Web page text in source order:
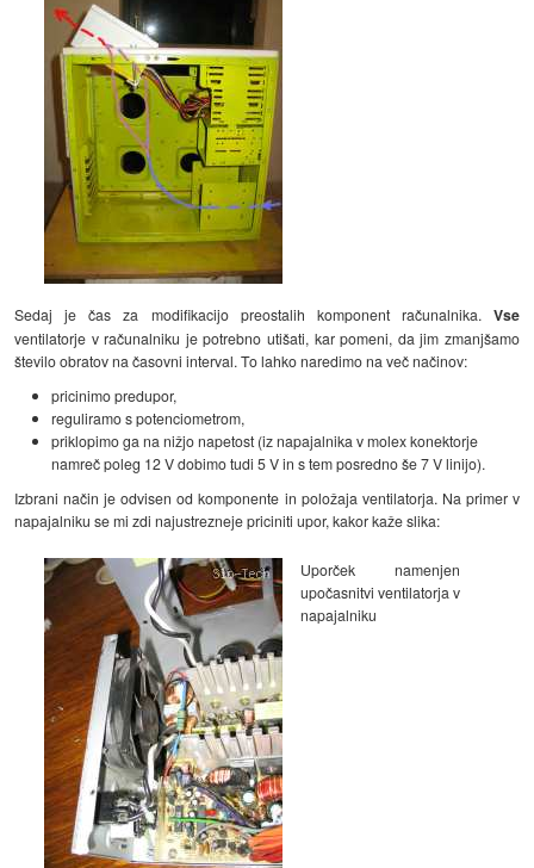
Sedaj je čas za modifikacijo preostalih komponent računalnika. Vse
ventilatorje v računalniku je potrebno utišati, kar pomeni, da jim zmanjšamo
število obratov na časovni interval. To lahko naredimo na več načinov:
pricinimo predupor,
reguliramo s potenciometrom,
priklopimo ga na nižjo napetost (iz napajalnika v molex konektorje
namreč poleg 12 V dobimo tudi 5 V in s tem posredno še 7 V linijo).
Izbrani način je odvisen od komponente in položaja ventilatorja. Na primer v
napajalniku se mi zdi najustrezneje priciniti upor, kakor kaže slika:
Uporček namenjen
upočasnitvi ventilatorja v
napajalniku